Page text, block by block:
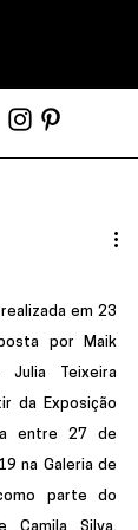
em 23
por Maik
Julia Teixeira
da Exposição
entre 27 de
na Galeria de
parte do